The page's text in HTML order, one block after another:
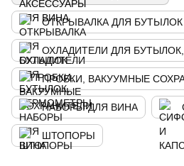
ОТКРЬІВАЛКА ДЛЯ БУТЬІЛОК
ОХЛАДИТЕЛИ ДЛЯ
ПРОБКИ, ВАКУУМНЫЕ
НАБОРЬІ ДЛЯ ВИНА
ШТОПОРЬІ